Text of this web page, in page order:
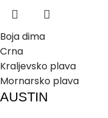
Boja dima
Crna
Kraljevsko plava
Mornarsko plava
AUSTIN